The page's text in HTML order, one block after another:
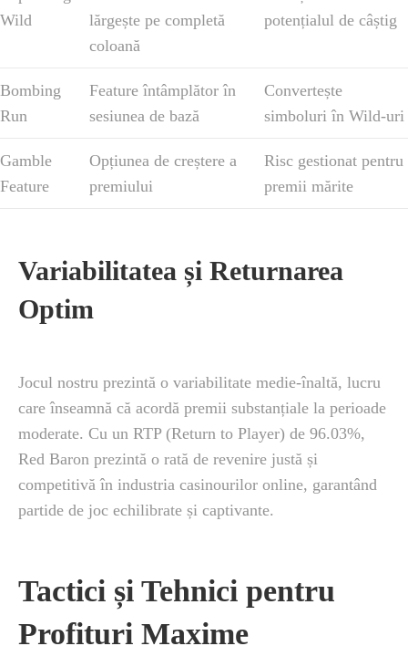
Wild
lărgește pe completă
coloană
potențialul de câștig
Bombing
Run
Feature întâmplător în
sesiunea de bază
Convertește
simboluri în Wild-uri
Gamble
Feature
Opțiunea de creștere a
premiului
Risc gestionat pentru
premii mărite
Variabilitatea și Returnarea
Optim
Jocul nostru prezintă o variabilitate medie-înaltă, lucru
care înseamnă că acordă premii substanțiale la perioade
moderate. Cu un RTP (Return to Player) de 96.03%,
Red Baron prezintă o rată de revenire justă și
competitivă în industria casinourilor online, garantând
partide de joc echilibrate și captivante.
Tactici și Tehnici pentru
Profituri Maxime